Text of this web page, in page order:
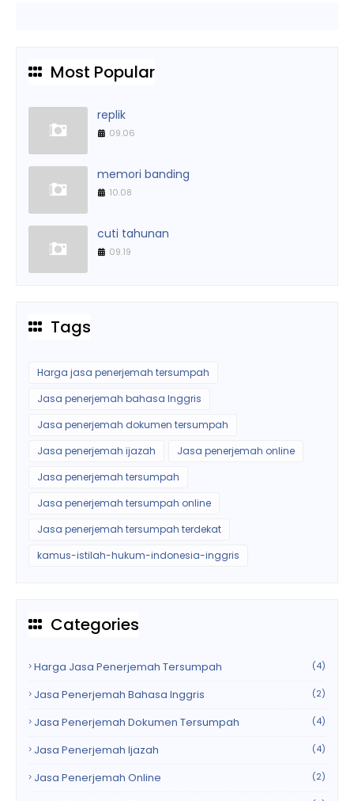
Most Popular
replik
09.06
memori banding
10.08
cuti tahunan
09.19
Tags
Harga jasa penerjemah tersumpah
Jasa penerjemah bahasa Inggris
Jasa penerjemah dokumen tersumpah
Jasa penerjemah ijazah
Jasa penerjemah online
Jasa penerjemah tersumpah
Jasa penerjemah tersumpah online
Jasa penerjemah tersumpah terdekat
kamus-istilah-hukum-indonesia-inggris
Categories
Harga Jasa Penerjemah Tersumpah (4)
Jasa Penerjemah Bahasa Inggris (2)
Jasa Penerjemah Dokumen Tersumpah (4)
Jasa Penerjemah Ijazah (4)
Jasa Penerjemah Online (2)